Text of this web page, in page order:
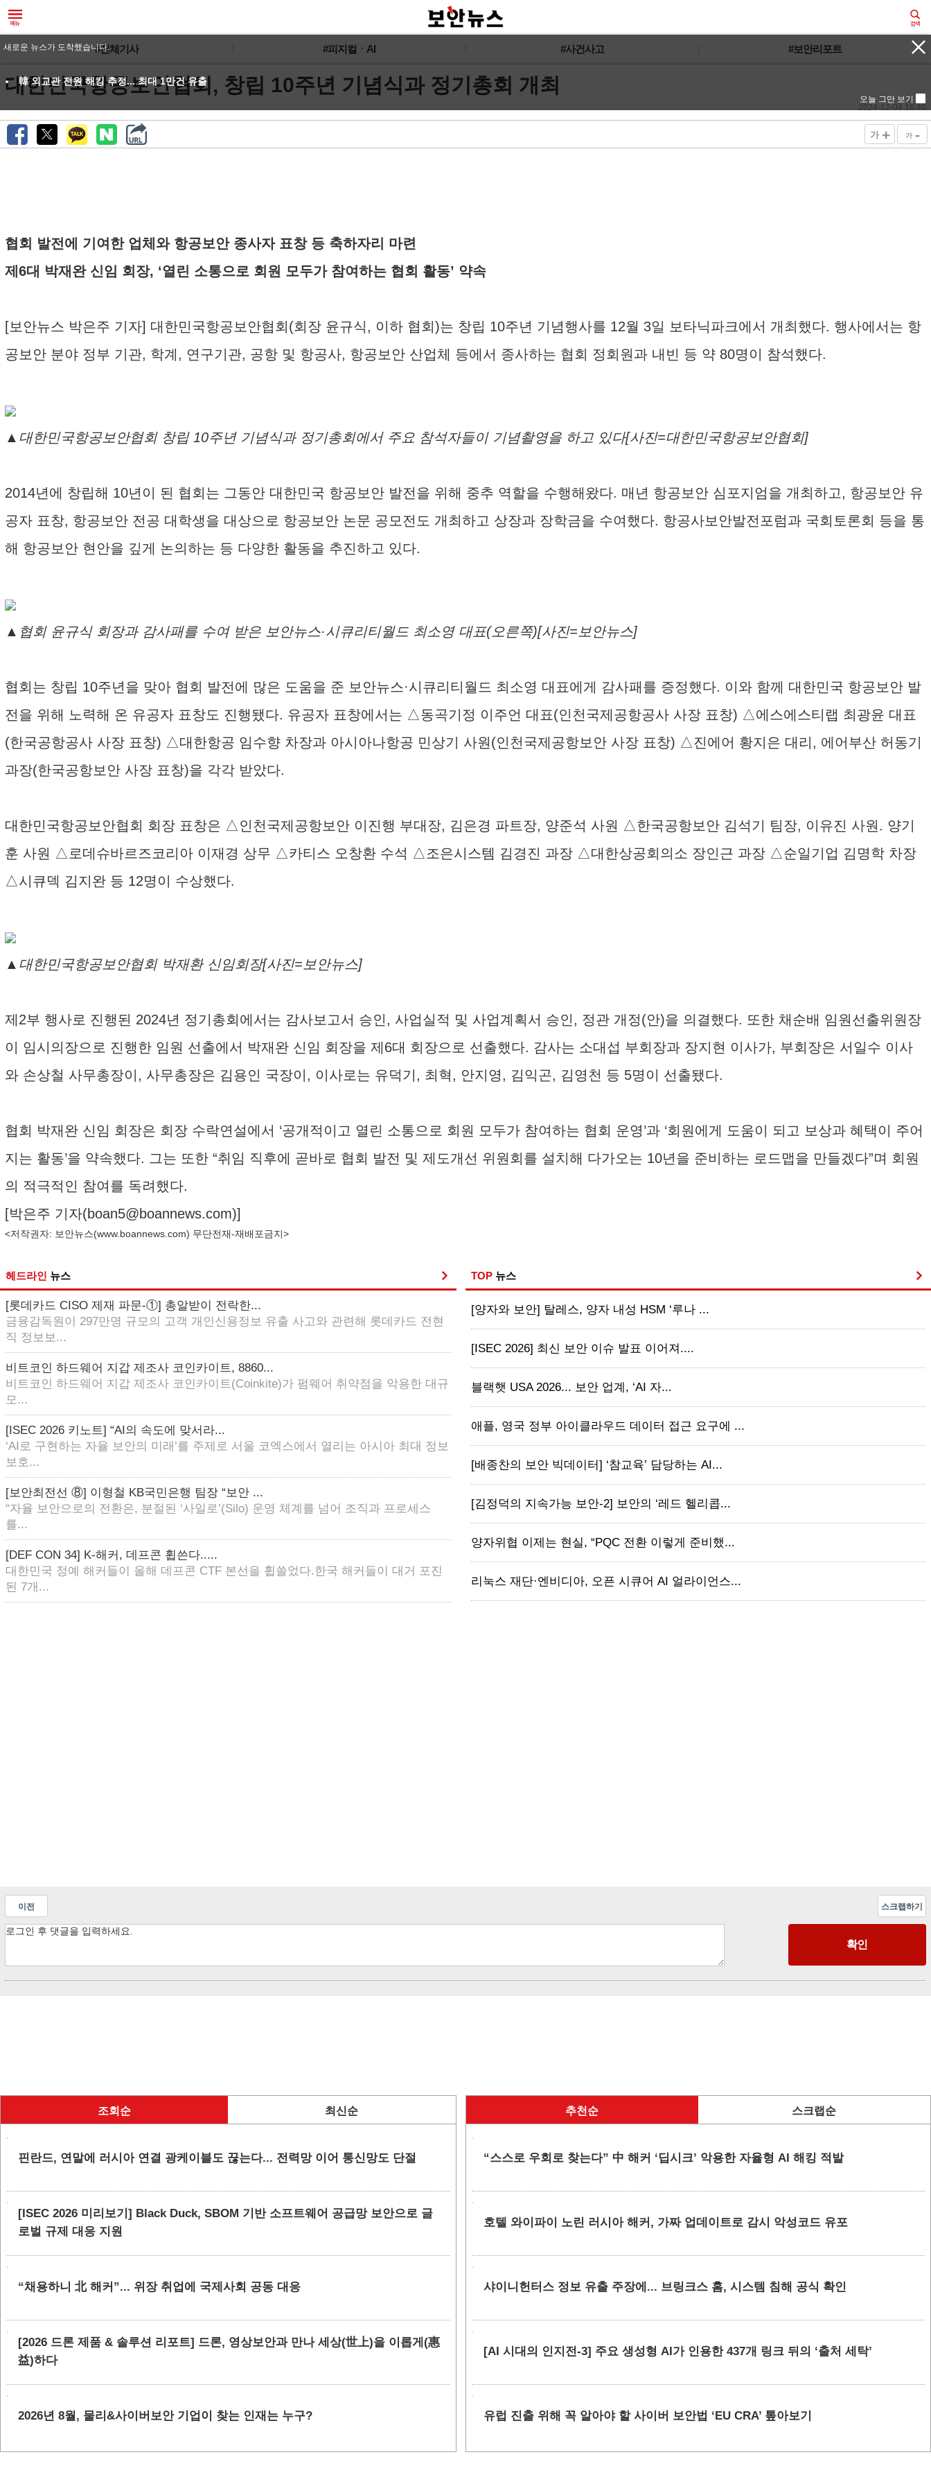
#전체기사 #피지컬ㆍAI #사건사고 #보안리포트
대한민국항공보안협회, 창립 10주년 기념식과 정기총회 개최
2024-12-04 16:40
가 + 가 -
협회 발전에 기여한 업체와 항공보안 종사자 표창 등 축하자리 마련
제6대 박재완 신임 회장, ‘열린 소통으로 회원 모두가 참여하는 협회 활동’ 약속
[보안뉴스 박은주 기자] 대한민국항공보안협회(회장 윤규식, 이하 협회)는 창립 10주년 기념행사를 12월 3일 보타닉파크에서 개최했다. 행사에서는 항
공보안 분야 정부 기관, 학계, 연구기관, 공항 및 항공사, 항공보안 산업체 등에서 종사하는 협회 정회원과 내빈 등 약 80명이 참석했다.
▲대한민국항공보안협회 창립 10주년 기념식과 정기총회에서 주요 참석자들이 기념촬영을 하고 있다[사진=대한민국항공보안협회]
2014년에 창립해 10년이 된 협회는 그동안 대한민국 항공보안 발전을 위해 중추 역할을 수행해왔다. 매년 항공보안 심포지엄을 개최하고, 항공보안 유
공자 표창, 항공보안 전공 대학생을 대상으로 항공보안 논문 공모전도 개최하고 상장과 장학금을 수여했다. 항공사보안발전포럼과 국회토론회 등을 통
해 항공보안 현안을 깊게 논의하는 등 다양한 활동을 추진하고 있다.
▲협회 윤규식 회장과 감사패를 수여 받은 보안뉴스·시큐리티월드 최소영 대표(오른쪽)[사진=보안뉴스]
협회는 창립 10주년을 맞아 협회 발전에 많은 도움을 준 보안뉴스·시큐리티월드 최소영 대표에게 감사패를 증정했다. 이와 함께 대한민국 항공보안 발
전을 위해 노력해 온 유공자 표창도 진행됐다. 유공자 표창에서는 △동곡기정 이주언 대표(인천국제공항공사 사장 표창) △에스에스티랩 최광윤 대표
(한국공항공사 사장 표창) △대한항공 임수향 차장과 아시아나항공 민상기 사원(인천국제공항보안 사장 표창) △진에어 황지은 대리, 에어부산 허동기
과장(한국공항보안 사장 표창)을 각각 받았다.
대한민국항공보안협회 회장 표창은 △인천국제공항보안 이진행 부대장, 김은경 파트장, 양준석 사원 △한국공항보안 김석기 팀장, 이유진 사원. 양기
훈 사원 △로데슈바르즈코리아 이재경 상무 △카티스 오창환 수석 △조은시스템 김경진 과장 △대한상공회의소 장인근 과장 △순일기업 김명학 차장
△시큐덱 김지완 등 12명이 수상했다.
▲대한민국항공보안협회 박재환 신임회장[사진=보안뉴스]
제2부 행사로 진행된 2024년 정기총회에서는 감사보고서 승인, 사업실적 및 사업계획서 승인, 정관 개정(안)을 의결했다. 또한 채순배 임원선출위원장
이 임시의장으로 진행한 임원 선출에서 박재완 신임 회장을 제6대 회장으로 선출했다. 감사는 소대섭 부회장과 장지현 이사가, 부회장은 서일수 이사
와 손상철 사무총장이, 사무총장은 김용인 국장이, 이사로는 유덕기, 최혁, 안지영, 김익곤, 김영천 등 5명이 선출됐다.
협회 박재완 신임 회장은 회장 수락연설에서 ‘공개적이고 열린 소통으로 회원 모두가 참여하는 협회 운영’과 ‘회원에게 도움이 되고 보상과 혜택이 주어
지는 활동’을 약속했다. 그는 또한 “취임 직후에 곧바로 협회 발전 및 제도개선 위원회를 설치해 다가오는 10년을 준비하는 로드맵을 만들겠다”며 회원
의 적극적인 참여를 독려했다.
[박은주 기자(boan5@boannews.com)]
<저작권자: 보안뉴스(www.boannews.com) 무단전재-재배포금지>
헤드라인 뉴스
[롯데카드 CISO 제재 파문-①] 총알받이 전락한...
금융감독원이 297만명 규모의 고객 개인신용정보 유출 사고와 관련해 롯데카드 전현
직 정보보...
비트코인 하드웨어 지갑 제조사 코인카이트, 8860...
비트코인 하드웨어 지갑 제조사 코인카이트(Coinkite)가 펌웨어 취약점을 악용한 대규
모...
[ISEC 2026 키노트] “AI의 속도에 맞서라...
‘AI로 구현하는 자율 보안의 미래’를 주제로 서울 코엑스에서 열리는 아시아 최대 정보
보호...
[보안최전선 ⑧] 이형철 KB국민은행 팀장 “보안 ...
“자율 보안으로의 전환은, 분절된 ‘사일로’(Silo) 운영 체계를 넘어 조직과 프로세스
를...
[DEF CON 34] K-해커, 데프콘 휩쓴다.....
대한민국 정예 해커들이 올해 데프콘 CTF 본선을 휩쓸었다.한국 해커들이 대거 포진
된 7개...
TOP 뉴스
[양자와 보안] 탈레스, 양자 내성 HSM ‘루나 ...
[ISEC 2026] 최신 보안 이슈 발표 이어져....
블랙햇 USA 2026... 보안 업계, ‘AI 자...
애플, 영국 정부 아이클라우드 데이터 접근 요구에 ...
[배종찬의 보안 빅데이터] ‘참교육’ 담당하는 AI...
[김정덕의 지속가능 보안-2] 보안의 ‘레드 헬리콥...
양자위협 이제는 현실, “PQC 전환 이렇게 준비했...
리눅스 재단·엔비디아, 오픈 시큐어 AI 얼라이언스...
이전 스크랩하기
조회순 최신순
핀란드, 연말에 러시아 연결 광케이블도 끊는다... 전력망 이어 통신망도 단절
[ISEC 2026 미리보기] Black Duck, SBOM 기반 소프트웨어 공급망 보안으로 글
로벌 규제 대응 지원
“채용하니 北 해커”... 위장 취업에 국제사회 공동 대응
[2026 드론 제품 & 솔루션 리포트] 드론, 영상보안과 만나 세상(世上)을 이롭게(惠
益)하다
2026년 8월, 물리&사이버보안 기업이 찾는 인재는 누구?
추천순 스크랩순
“스스로 우회로 찾는다” 中 해커 ‘딥시크’ 악용한 자율형 AI 해킹 적발
호텔 와이파이 노린 러시아 해커, 가짜 업데이트로 감시 악성코드 유포
샤이니헌터스 정보 유출 주장에... 브링크스 홈, 시스템 침해 공식 확인
[AI 시대의 인지전-3] 주요 생성형 AI가 인용한 437개 링크 뒤의 ‘출처 세탁’
유럽 진출 위해 꼭 알아야 할 사이버 보안법 ‘EU CRA’ 톺아보기
새로운 뉴스가 도착했습니다.
韓 외교관 전원 해킹 추정... 최대 1만건 유출
오늘 그만 보기